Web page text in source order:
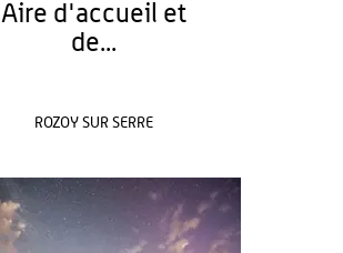
Aire d'accueil et
de...
ROZOY SUR SERRE